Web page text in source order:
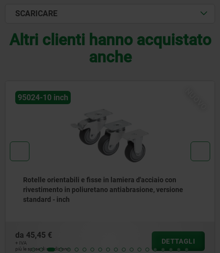
SCARICARE
Altri clienti hanno acquistato
anche
95024-10 inch
Rotelle orientabili e fisse in lamiera d'acciaio con
rivestimento in poliuretano antiabrasione, versione
standard - inch
da 45,45 €
+ IVA
più le spese di spedizione
DETTAGLI